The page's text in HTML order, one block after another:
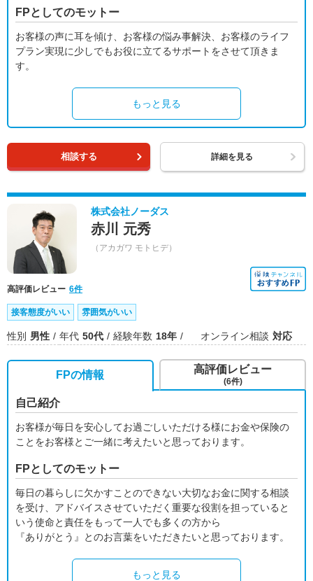
FPとしてのモットー
お客様の声に耳を傾け、お客様の悩み事解決、お客様のライフ
プラン実現に少しでもお役に立てるサポートをさせて頂きま
す。
もっと見る
相談する 詳細を見る
株式会社ノーダス
赤川 元秀
（アカガワ モトヒデ）
高評価レビュー 6件
接客態度がいい 雰囲気がいい
性別 男性 年代 50代 経験年数 18年 オンライン相談 対応
FPの情報
自己紹介
お客様が毎日を安心してお過ごしいただける様にお金や保険の
ことをお客様とご一緒に考えたいと思っております。
FPとしてのモットー
毎日の暮らしに欠かすことのできない大切なお金に関する相談
を受け、アドバイスさせていただく重要な役割を担っていると
いう使命と責任をもって一人でも多くの方から
『ありがとう』とのお言葉をいただきたいと思っております。
もっと見る
高評価レビュー
(6件)